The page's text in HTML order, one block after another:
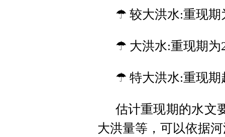
☂ 较大洪水:重现期
☂ 大洪水:重现期为
☂ 特大洪水:重现期
估计重现期的水文
大洪量等，可以依据